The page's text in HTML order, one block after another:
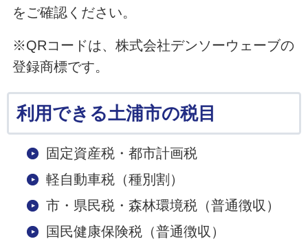
をご確認ください。
※QRコードは、株式会社デンソーウェーブの
登録商標です。
利用できる土浦市の税目
固定資産税・都市計画税
軽自動車税（種別割）
市・県民税・森林環境税（普通徴収）
国民健康保険税（普通徴収）